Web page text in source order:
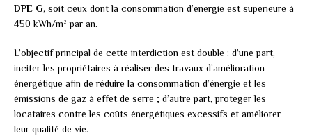
DPE G, soit ceux dont la consommation d’énergie est supérieure à
450 kWh/m² par an.
L’objectif principal de cette interdiction est double : d’une part,
inciter les propriétaires à réaliser des travaux d’amélioration
énergétique afin de réduire la consommation d’énergie et les
émissions de gaz à effet de serre ; d’autre part, protéger les
locataires contre les coûts énergétiques excessifs et améliorer
leur qualité de vie.